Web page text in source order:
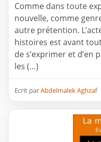
Comme dans toute
nouvelle, comme
autre prétention.
histoires est avant
de s’exprimer et d’en
les (…)
Ecrit parAbdelmalek Aghzaf